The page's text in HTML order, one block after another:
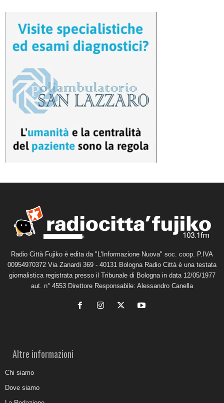
Radio Città Fujiko è edita da "L'Informazione Nuova" soc. coop. P.IVA
00954970372 Via Zanardi 369 - 40131 Bologna Radio Città è una testata
giornalistica registrata presso il Tribunale di Bologna in data 12/05/1977
aut. n° 4553 Direttore Responsabile: Alessandro Canella
Altre informazioni
Chi siamo
Dove siamo